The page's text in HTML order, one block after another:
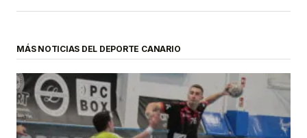
MÁS NOTICIAS DEL DEPORTE CANARIO